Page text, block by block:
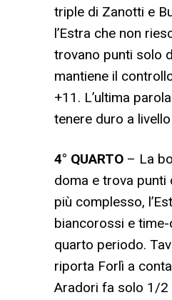
triple di Zanotti e
l’Estra che non
trovano punti solo
mantiene il
+11. L’ultima
tenere duro a
4° QUARTO – La
doma e trova punti
più complesso,
biancorossi e
quarto periodo.
riporta Forlì a
Aradori fa solo 1/2